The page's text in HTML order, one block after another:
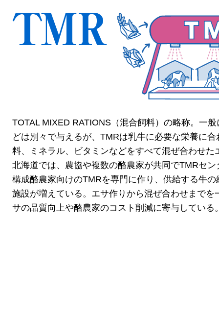
TOTAL MIXED RATIONS（混合飼料）の略称。一
どは別々で与えるが、TMRは乳牛に必要な栄養に
料、ミネラル、ビタミンなどをすべて混ぜ合わせた
北海道では、農協や複数の酪農家が共同でTMRセ
構成酪農家向けのTMRを専門に作り、供給する牛
施設が増えている。エサ作りから混ぜ合わせまでを
サの品質向上や酪農家のコスト削減に寄与している